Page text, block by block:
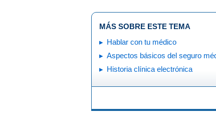
MÁS SOBRE ESTE TEMA
Hablar con tu médico
Aspectos básicos del seguro
Historia clínica electrónica